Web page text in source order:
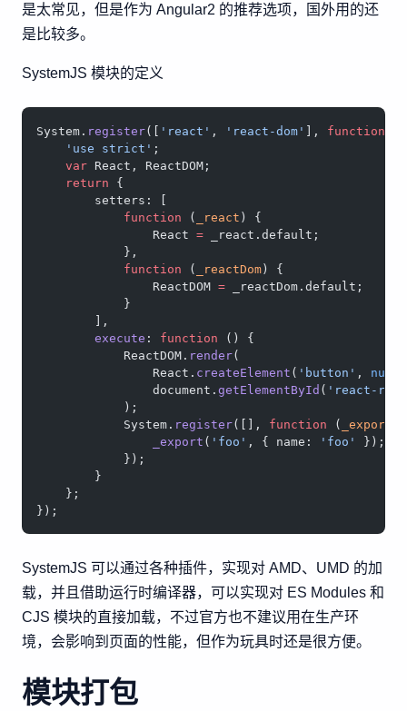
是太常见，但是作为 Angular2 的推荐选项，国外用的还
是比较多。
SystemJS 模块的定义
System. register([ 'react' , 'react-dom' ], function
    'use strict'
;
    var
React, ReactDOM;
    return
{
        setters: [
            function
( _react ) {
                React
= _react.default;
            },
            function
( _reactDom ) {
                ReactDOM
= _reactDom.default;
            }
        ],
        execute
: function () {
            ReactDOM.
render(
                React.
createElement ( 'button' , null
                document.
getElementById ( 'react-
            );
            System.
register([], function ( _export
                _export
( 'foo' , { name: 'foo'
});
            });
        }
    };
});
SystemJS 可以通过各种插件，实现对 AMD、UMD 的加
载，并且借助运行时编译器，可以实现对 ES Modules 和
CJS 模块的直接加载，不过官方也不建议用在生产环
境，会影响到页面的性能，但作为玩具时还是很方便。
模块打包